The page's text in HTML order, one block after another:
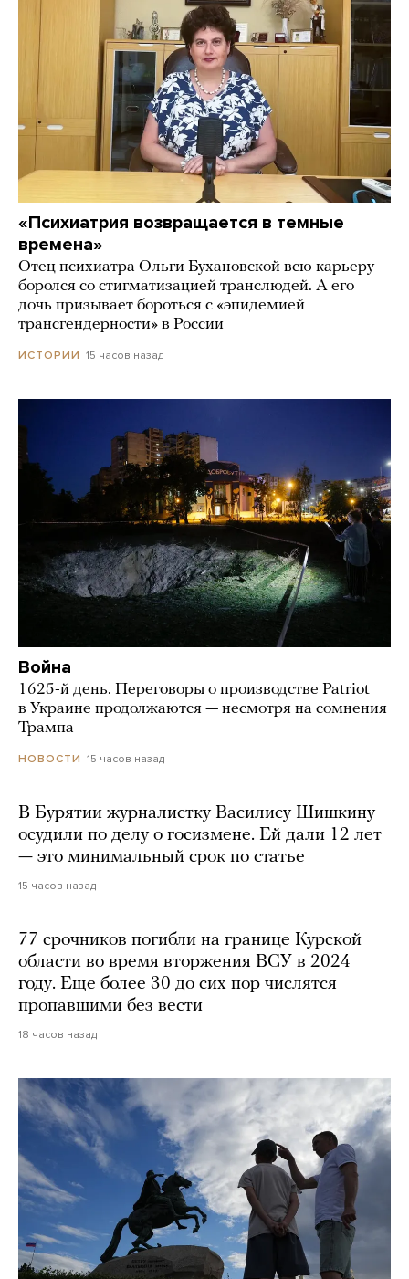
«Психиатрия возвращается в темные
времена»
Отец психиатра Ольги Бухановской всю карьеру
боролся со стигматизацией транслюдей. А его
дочь призывает бороться с «эпидемией
трансгендерности» в России
ИСТОРИИ 15 часов назад
Война
1625-й день. Переговоры о производстве Patriot
в Украине продолжаются — несмотря на сомнения
Трампа
НОВОСТИ 15 часов назад
В Бурятии журналистку Василису Шишкину
осудили по делу о госизмене. Ей дали 12 лет
— это минимальный срок по статье
15 часов назад
77 срочников погибли на границе Курской
области во время вторжения ВСУ в 2024
году. Еще более 30 до сих пор числятся
пропавшими без вести
18 часов назад